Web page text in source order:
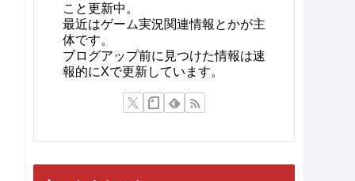
こと更新中。
最近はゲーム実況関連情報とかが主
体です。
ブログアップ前に見つけた情報は速
報的にXで更新しています。